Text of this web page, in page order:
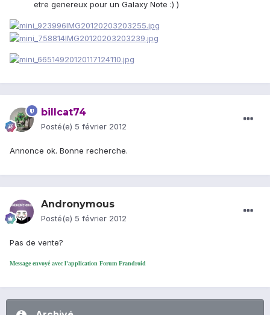
etre genereux pour un Galaxy Note :) )
billcat74
Posté(e) 5 février 2012
Annonce ok. Bonne recherche.
Andronymous
Posté(e) 5 février 2012
Pas de vente?
Message envoyé avec l'application Forum Frandroid